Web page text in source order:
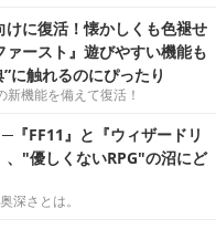
に復活！懐かしくも色褪せ
ースト』遊びやすい機能も
に触れるのにぴったり
機能を備えて復活！
『FF11』と『ウィザードリ
、"優しくないRPG"の沼にど
深さとは。